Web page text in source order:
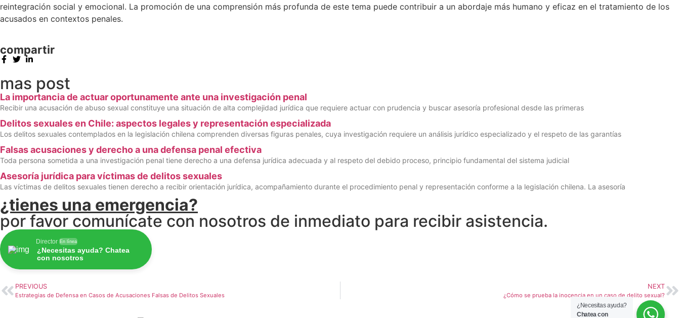
reintegración social y emocional. La promoción de una comprensión más profunda de este tema puede contribuir a un abordaje más humano y eficaz en el tratamiento de los
acusados en contextos penales.
compartir
mas post
La importancia de actuar oportunamente ante una investigación penal
Recibir una acusación de abuso sexual constituye una situación de alta complejidad jurídica que requiere actuar con prudencia y buscar asesoría profesional desde las primeras
Delitos sexuales en Chile: aspectos legales y representación especializada
Los delitos sexuales contemplados en la legislación chilena comprenden diversas figuras penales, cuya investigación requiere un análisis jurídico especializado y el respeto de las garantías
Falsas acusaciones y derecho a una defensa penal efectiva
Toda persona sometida a una investigación penal tiene derecho a una defensa jurídica adecuada y al respeto del debido proceso, principio fundamental del sistema judicial
Asesoría jurídica para víctimas de delitos sexuales
Las víctimas de delitos sexuales tienen derecho a recibir orientación jurídica, acompañamiento durante el procedimiento penal y representación conforme a la legislación chilena. La asesoría
¿tienes una emergencia?
por favor comunícate con nosotros de inmediato para recibir asistencia.
Director En línea
¿Necesitas ayuda? Chatea
con nosotros
PREVIOUS
Estrategias de Defensa en Casos de Acusaciones Falsas de Delitos Sexuales
NEXT
¿Cómo se prueba la inocencia en un caso de delito sexual?
¿Necesitas ayuda?
Chatea con